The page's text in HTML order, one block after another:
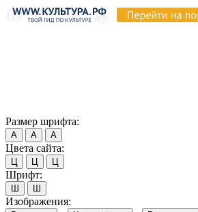
Размер шрифта:
А А А
Цвета сайта:
Ц Ц Ц
Шрифт:
Ш Ш
Изображения: